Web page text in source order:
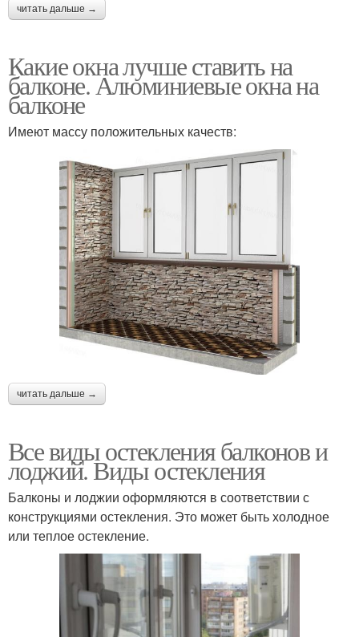
читать дальше →
Какие окна лучше ставить на
балконе. Алюминиевые окна на
балконе
Имеют массу положительных качеств:
читать дальше →
Все виды остекления балконов и
лоджий. Виды остекления
Балконы и лоджии оформляются в соответствии с
конструкциями остекления. Это может быть холодное
или теплое остекление.